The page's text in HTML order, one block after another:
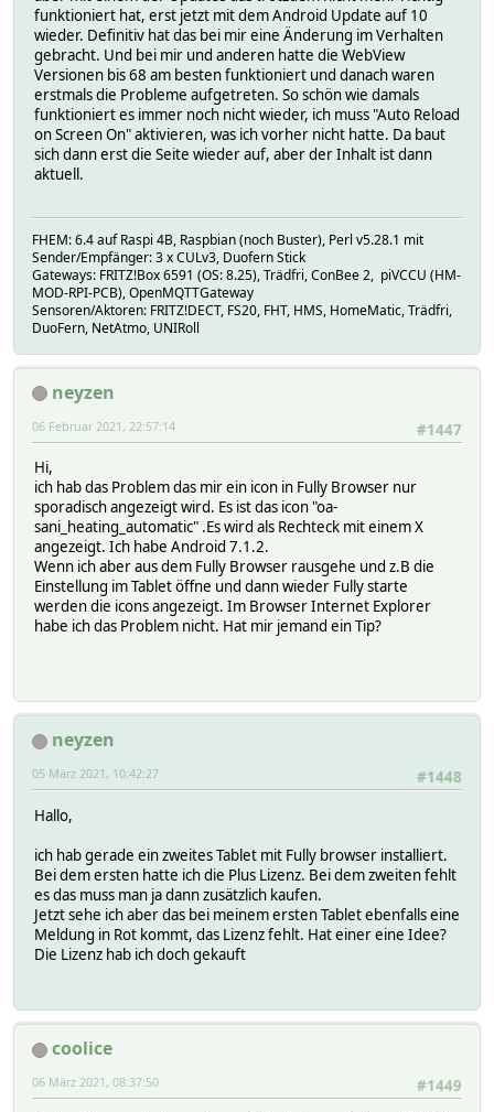
funktioniert hat, erst jetzt mit dem Android Update auf 10
wieder. Definitiv hat das bei mir eine Änderung im Verhalten
gebracht. Und bei mir und anderen hatte die WebView
Versionen bis 68 am besten funktioniert und danach waren
erstmals die Probleme aufgetreten. So schön wie damals
funktioniert es immer noch nicht wieder, ich muss "Auto Reload
on Screen On" aktivieren, was ich vorher nicht hatte. Da baut
sich dann erst die Seite wieder auf, aber der Inhalt ist dann
aktuell.
FHEM: 6.4 auf Raspi 4B, Raspbian (noch Buster), Perl v5.28.1 mit
Sender/Empfänger: 3 x CULv3, Duofern Stick
Gateways: FRITZ!Box 6591 (OS: 8.25), Trädfri, ConBee 2, piVCCU (HM-
MOD-RPI-PCB), OpenMQTTGateway
Sensoren/Aktoren: FRITZ!DECT, FS20, FHT, HMS, HomeMatic, Trädfri,
DuoFern, NetAtmo, UNIRoll
neyzen
#1447
06 Februar 2021, 22:57:14
Hi,
ich hab das Problem das mir ein icon in Fully Browser nur
sporadisch angezeigt wird. Es ist das icon "oa-
sani_heating_automatic" .Es wird als Rechteck mit einem X
angezeigt. Ich habe Android 7.1.2.
Wenn ich aber aus dem Fully Browser rausgehe und z.B die
Einstellung im Tablet öffne und dann wieder Fully starte
werden die icons angezeigt. Im Browser Internet Explorer
habe ich das Problem nicht. Hat mir jemand ein Tip?
neyzen
#1448
05 März 2021, 10:42:27
Hallo,
ich hab gerade ein zweites Tablet mit Fully browser installiert.
Bei dem ersten hatte ich die Plus Lizenz. Bei dem zweiten fehlt
es das muss man ja dann zusätzlich kaufen.
Jetzt sehe ich aber das bei meinem ersten Tablet ebenfalls eine
Meldung in Rot kommt, das Lizenz fehlt. Hat einer eine Idee?
Die Lizenz hab ich doch gekauft
coolice
#1449
06 März 2021, 08:37:50